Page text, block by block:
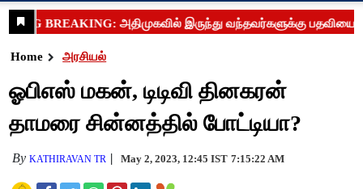
Home அரசியல்
ஓபிஎஸ் மகன், டிடிவி தினகரன்
தாமரை சின்னத்தில் போட்டியா?
ByKATHIRAVAN TR May 2, 2023, 12:45 IST 7:15:22 AM